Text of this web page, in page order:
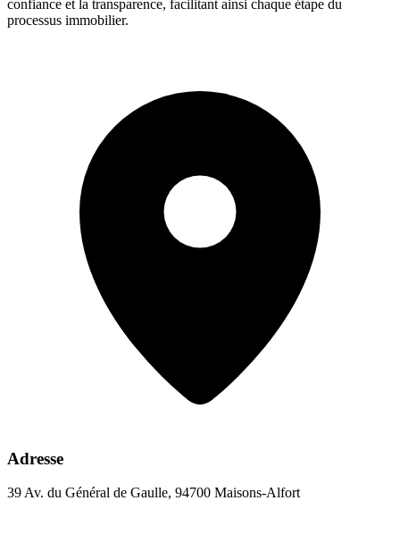
confiance et la transparence, facilitant ainsi chaque étape du
processus immobilier.
Adresse
39 Av. du Général de Gaulle, 94700 Maisons-Alfort